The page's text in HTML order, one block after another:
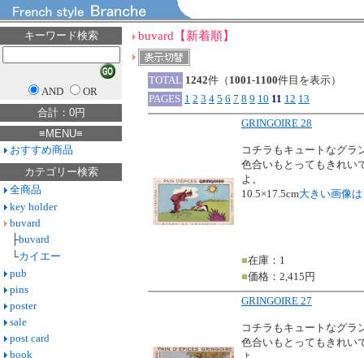
キーワード検索
AND
OR
合計：0円
≡MENU≡
おすすめ商品
カテゴリー検索
全商品
key holder
buvard
├buvard
└カイエー
pub
pins
poster
sale
post card
book
buvard【新着順】
TOTAL 1242件（ 1001-1100件目を表示）
PAGES 1 2 3 4 5 6 7 8 9 10 11 12 13
GRINGOIRE 28
コチラもキュートなグラ
色合いもとってもきれい
よ。
10.5×17.5cm大きい画像
■在庫：1
■価格：2,415円
GRINGOIRE 27
コチラもキュートなグラ
色合いもとってもきれい